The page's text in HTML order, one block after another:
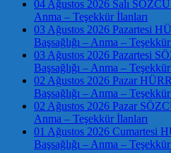
04 Ağustos 2026 Salı
Anma – Teşekkür İlanları
03 Ağustos 2026 Pazartesi
Başsağlığı – Anma –
03 Ağustos 2026 Pazartesi
Başsağlığı – Anma –
02 Ağustos 2026 Pazar
Başsağlığı – Anma –
02 Ağustos 2026 Pazar
Anma – Teşekkür İlanları
01 Ağustos 2026 Cumartesi
Başsağlığı – Anma –